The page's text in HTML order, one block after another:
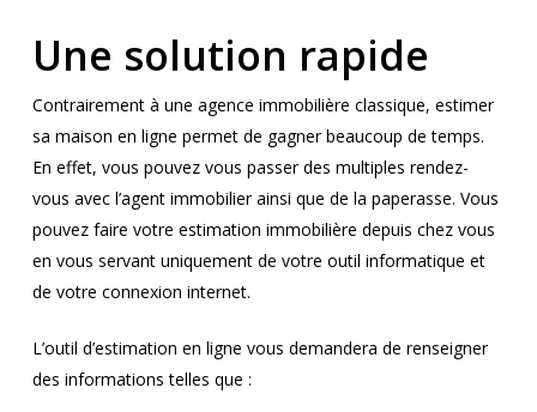
Une solution rapide
Contrairement à une agence immobilière classique, estimer
sa maison en ligne permet de gagner beaucoup de temps.
En effet, vous pouvez vous passer des multiples rendez-
vous avec l’agent immobilier ainsi que de la paperasse. Vous
pouvez faire votre estimation immobilière depuis chez vous
en vous servant uniquement de votre outil informatique et
de votre connexion internet.
L’outil d’estimation en ligne vous demandera de renseigner
des informations telles que :